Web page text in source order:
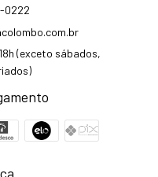
0222
(exceto sábados,